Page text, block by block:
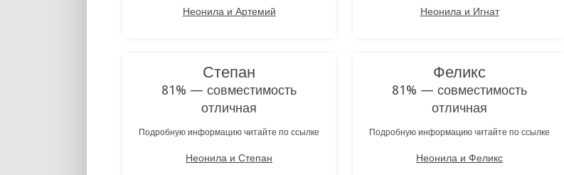
Неонила и Артемий Неонила и Игнат
Степан
81% — совместимость
отличная
Подробную информацию читайте по ссылке
Неонила и Степан
Феликс
81% — совместимость
отличная
Подробную информацию читайте по ссылке
Неонила и Феликс